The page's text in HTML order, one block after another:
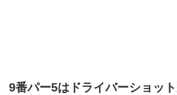
9番パー5はドライバーショッ